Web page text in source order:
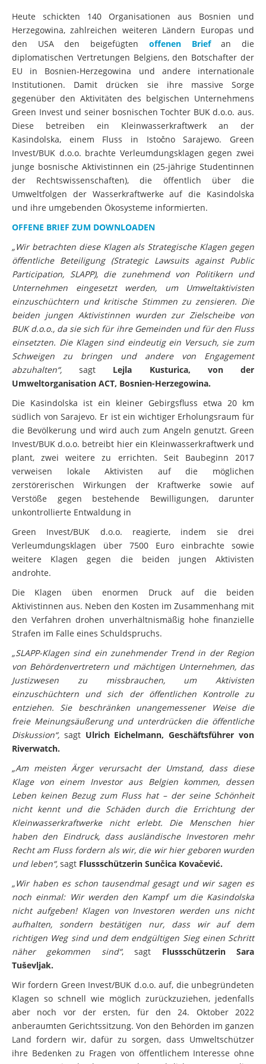
Heute schickten 140 Organisationen aus Bosnien und
Herzegowina, zahlreichen weiteren Ländern Europas und
den USA den beigefügten offenen Briefan die
diplomatischen Vertretungen Belgiens, den Botschafter der
EU in Bosnien-Herzegowina und andere internationale
Institutionen. Damit drücken sie ihre massive Sorge
gegenüber den Aktivitäten des belgischen Unternehmens
Green Invest und seiner bosnischen Tochter BUK d.o.o. aus.
Diese betreiben ein Kleinwasserkraftwerk an der
Kasindolska, einem Fluss in Istočno Sarajewo. Green
Invest/BUK d.o.o. brachte Verleumdungsklagen gegen zwei
junge bosnische Aktivistinnen ein (25-jährige Studentinnen
der Rechtswissenschaften), die öffentlich über die
Umweltfolgen der Wasserkraftwerke auf die Kasindolska
und ihre umgebenden Ökosysteme informierten.
OFFENE BRIEF ZUM DOWNLOADEN
„Wir betrachten diese Klagen als Strategische Klagen gegen
öffentliche Beteiligung (Strategic Lawsuits against Public
Participation, SLAPP), die zunehmend von Politikern und
Unternehmen eingesetzt werden, um Umweltaktivisten
einzuschüchtern und kritische Stimmen zu zensieren. Die
beiden jungen Aktivistinnen wurden zur Zielscheibe von
BUK d.o.o., da sie sich für ihre Gemeinden und für den Fluss
einsetzten. Die Klagen sind eindeutig ein Versuch, sie zum
Schweigen zu bringen und andere von Engagement
abzuhalten“, sagt Lejla Kusturica, von der
Umweltorganisation ACT, Bosnien-Herzegowina.
Die Kasindolska ist ein kleiner Gebirgsfluss etwa 20 km
südlich von Sarajevo. Er ist ein wichtiger Erholungsraum für
die Bevölkerung und wird auch zum Angeln genutzt. Green
Invest/BUK d.o.o. betreibt hier ein Kleinwasserkraftwerk und
plant, zwei weitere zu errichten. Seit Baubeginn 2017
verweisen lokale Aktivisten auf die möglichen
zerstörerischen Wirkungen der Kraftwerke sowie auf
Verstöße gegen bestehende Bewilligungen, darunter
unkontrollierte Entwaldung in
Green Invest/BUK d.o.o. reagierte, indem sie drei
Verleumdungsklagen über 7500 Euro einbrachte sowie
weitere Klagen gegen die beiden jungen Aktivisten
androhte.
Die Klagen üben enormen Druck auf die beiden
Aktivistinnen aus. Neben den Kosten im Zusammenhang mit
den Verfahren drohen unverhältnismäßig hohe finanzielle
Strafen im Falle eines Schuldspruchs.
„SLAPP-Klagen sind ein zunehmender Trend in der Region
von Behördenvertretern und mächtigen Unternehmen, das
Justizwesen zu missbrauchen, um Aktivisten
einzuschüchtern und sich der öffentlichen Kontrolle zu
entziehen. Sie beschränken unangemessener Weise die
freie Meinungsäußerung und unterdrücken die öffentliche
Diskussion“, sagt Ulrich Eichelmann, Geschäftsführer von
Riverwatch.
„Am meisten Ärger verursacht der Umstand, dass diese
Klage von einem Investor aus Belgien kommen, dessen
Leben keinen Bezug zum Fluss hat – der seine Schönheit
nicht kennt und die Schäden durch die Errichtung der
Kleinwasserkraftwerke nicht erlebt. Die Menschen hier
haben den Eindruck, dass ausländische Investoren mehr
Recht am Fluss fordern als wir, die wir hier geboren wurden
und leben“, sagt Flussschützerin Sunčica Kovačević.
„Wir haben es schon tausendmal gesagt und wir sagen es
noch einmal: Wir werden den Kampf um die Kasindolska
nicht aufgeben! Klagen von Investoren werden uns nicht
aufhalten, sondern bestätigen nur, dass wir auf dem
richtigen Weg sind und dem endgültigen Sieg einen Schritt
näher gekommen sind“, sagt Flussschützerin Sara
Tuševljak.
Wir fordern Green Invest/BUK d.o.o. auf, die unbegründeten
Klagen so schnell wie möglich zurückzuziehen, jedenfalls
aber noch vor der ersten, für den 24. Oktober 2022
anberaumten Gerichtssitzung. Von den Behörden im ganzen
Land fordern wir, dafür zu sorgen, dass Umweltschützer
ihre Bedenken zu Fragen von öffentlichem Interesse ohne